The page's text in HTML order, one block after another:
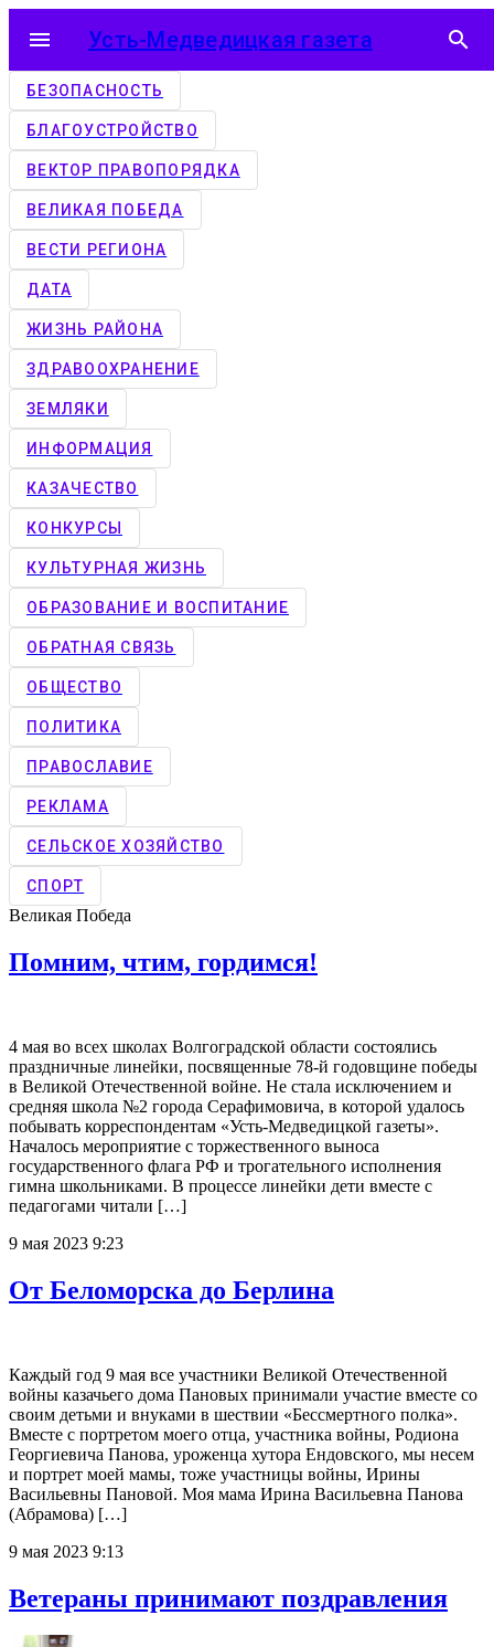
menu Усть-Медведицкая газета search
БЕЗОПАСНОСТЬ
БЛАГОУСТРОЙСТВО
ВЕКТОР ПРАВОПОРЯДКА
ВЕЛИКАЯ ПОБЕДА
ВЕСТИ РЕГИОНА
ДАТА
ЖИЗНЬ РАЙОНА
ЗДРАВООХРАНЕНИЕ
ЗЕМЛЯКИ
ИНФОРМАЦИЯ
КАЗАЧЕСТВО
КОНКУРCЫ
КУЛЬТУРНАЯ ЖИЗНЬ
ОБРАЗОВАНИЕ И ВОСПИТАНИЕ
ОБРАТНАЯ СВЯЗЬ
ОБЩЕСТВО
ПОЛИТИКА
ПРАВОСЛАВИЕ
РЕКЛАМА
СЕЛЬСКОЕ ХОЗЯЙСТВО
СПОРТ
Великая Победа
Помним, чтим, гордимся!
4 мая во всех школах Волгоградской области состоялись
праздничные линейки, посвященные 78-й годовщине победы
в Великой Отечественной войне. Не стала исключением и
средняя школа №2 города Серафимовича, в которой удалось
побывать корреспондентам «Усть-Медведицкой газеты».
Началось мероприятие с торжественного выноса
государственного флага РФ и трогательного исполнения
гимна школьниками. В процессе линейки дети вместе с
педагогами читали […]
9 мая 2023 9:23
От Беломорска до Берлина
Каждый год 9 мая все участники Великой Отечественной
войны казачьего дома Пановых принимали участие вместе со
своим детьми и внуками в шествии «Бессмертного полка».
Вместе с портретом моего отца, участника войны, Родиона
Георгиевича Панова, уроженца хутора Ендовского, мы несем
и портрет моей мамы, тоже участницы войны, Ирины
Васильевны Пановой. Моя мама Ирина Васильевна Панова
(Абрамова) […]
9 мая 2023 9:13
Ветераны принимают поздравления